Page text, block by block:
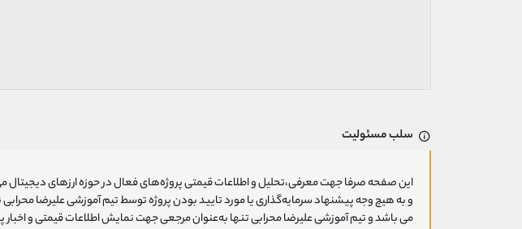
سلب مسئولیت
این صفحه صرفا جهت معرفی،تحلیل و اطلاعات قیمتی پروژه‌های فعال در حوزه ارزهای دیجیتال
و به هیچ وجه پیشنهاد سرمایه‌گذاری یا مورد تایید بودن پروژه توسط تیم آموزشی علیرضا
می باشد و تیم آموزشی علیرضا محرابی تنها به‌عنوان مرجعی جهت نمایش اطلاعات قیمتی و اخبار